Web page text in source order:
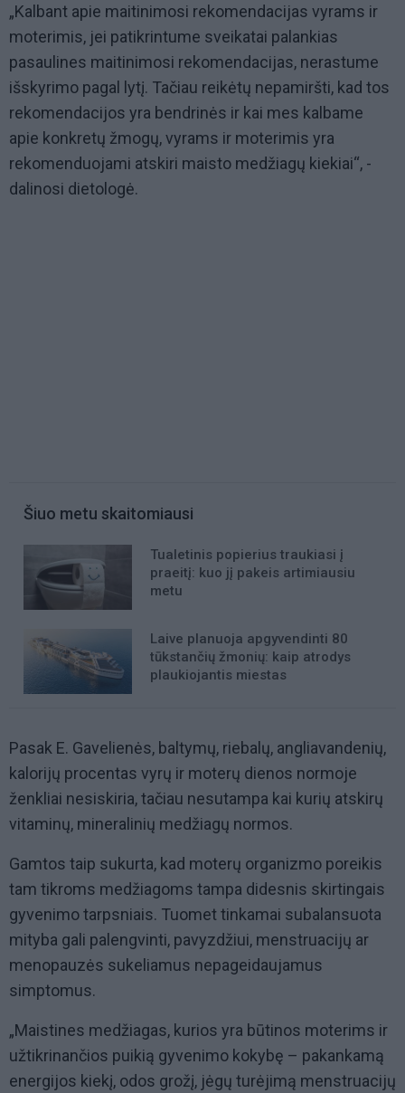
„Kalbant apie maitinimosi rekomendacijas vyrams ir
moterimis, jei patikrintume sveikatai palankias
pasaulines maitinimosi rekomendacijas, nerastume
išskyrimo pagal lytį. Tačiau reikėtų nepamiršti, kad tos
rekomendacijos yra bendrinės ir kai mes kalbame
apie konkretų žmogų, vyrams ir moterimis yra
rekomenduojami atskiri maisto medžiagų kiekiai“, -
dalinosi dietologė.
Šiuo metu skaitomiausi
Tualetinis popierius traukiasi į
praeitį: kuo jį pakeis artimiausiu
metu
Laive planuoja apgyvendinti 80
tūkstančių žmonių: kaip atrodys
plaukiojantis miestas
Pasak E. Gavelienės, baltymų, riebalų, angliavandenių,
kalorijų procentas vyrų ir moterų dienos normoje
ženkliai nesiskiria, tačiau nesutampa kai kurių atskirų
vitaminų, mineralinių medžiagų normos.
Gamtos taip sukurta, kad moterų organizmo poreikis
tam tikroms medžiagoms tampa didesnis skirtingais
gyvenimo tarpsniais. Tuomet tinkamai subalansuota
mityba gali palengvinti, pavyzdžiui, menstruacijų ar
menopauzės sukeliamus nepageidaujamus
simptomus.
„Maistines medžiagas, kurios yra būtinos moterims ir
užtikrinančios puikią gyvenimo kokybę – pakankamą
energijos kiekį, odos grožį, jėgų turėjimą menstruacijų